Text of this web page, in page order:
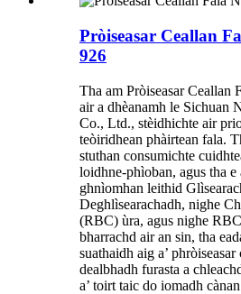
Pròiseasar Ceallan
926
Tha am Pròiseasar Ceallan
air a dhèanamh le Sichuan
Co., Ltd., stèidhichte air
teòiridhean phàirtean fala.
stuthan consumichte
loidhne-phìoban, agus tha e
ghnìomhan leithid
Deghlìsearachadh, nighe
(RBC) ùra, agus nighe
bharrachd air an sin, tha
suathaidh aig a’
dealbhadh furasta a
a’ toirt taic do iomadh